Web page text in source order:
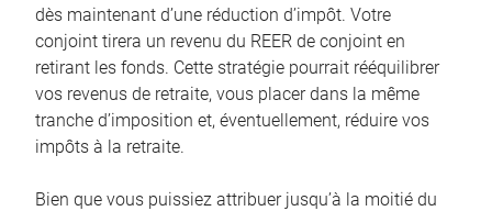
dès maintenant d’une réduction d’impôt. Votre
conjoint tirera un revenu du REER de conjoint en
retirant les fonds. Cette stratégie pourrait rééquilibrer
vos revenus de retraite, vous placer dans la même
tranche d’imposition et, éventuellement, réduire vos
impôts à la retraite.
Bien que vous puissiez attribuer jusqu’à la moitié du